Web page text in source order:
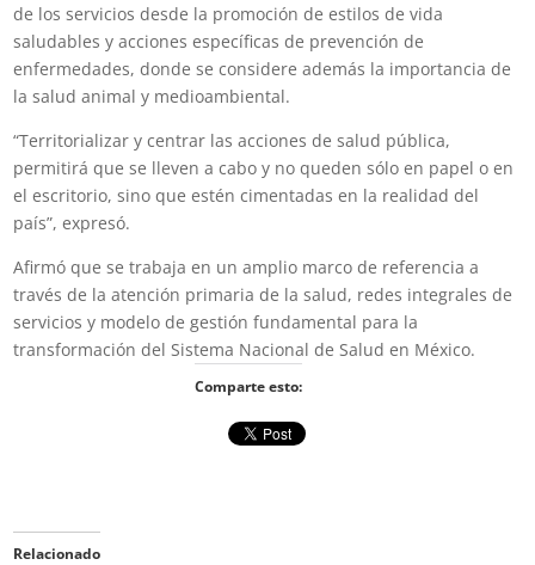
de los servicios desde la promoción de estilos de vida
saludables y acciones específicas de prevención de
enfermedades, donde se considere además la importancia de
la salud animal y medioambiental.
“Territorializar y centrar las acciones de salud pública,
permitirá que se lleven a cabo y no queden sólo en papel o en
el escritorio, sino que estén cimentadas en la realidad del
país”, expresó.
Afirmó que se trabaja en un amplio marco de referencia a
través de la atención primaria de la salud, redes integrales de
servicios y modelo de gestión fundamental para la
transformación del Sistema Nacional de Salud en México.
Comparte esto:
Relacionado